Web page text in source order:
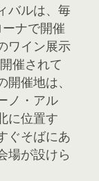
バルは、毎
ナで開催
ワイン展示
催されて
催地は、
ノ・アル
に位置す
ぐそばにあ
場が設けら